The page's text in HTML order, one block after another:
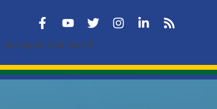
[instagram-feed feed=1]